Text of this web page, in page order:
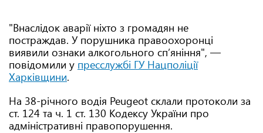
"Внаслідок аварії ніхто з громадян не
постраждав. У порушника правоохоронці
виявили ознаки алкогольного сп’яніння", —
повідомили у пресслужбі ГУ Нацполіції
Харківщини.
На 38-річного водія Peugeot склали протоколи за
ст. 124 та ч. 1 ст. 130 Кодексу України про
адміністративні правопорушення.